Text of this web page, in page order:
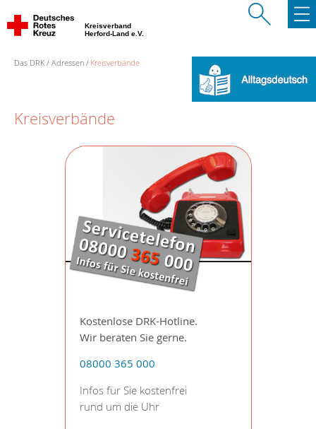
Kreisverband
Herford-Land e.V.
Das DRK Adressen Kreisverbände
Kreisverbände
Kostenlose DRK-Hotline.
Wir beraten Sie gerne.
08000 365 000
Infos für Sie kostenfrei
rund um die Uhr